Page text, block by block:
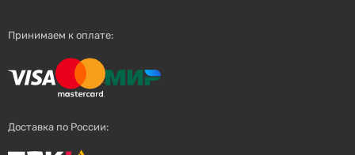
Принимаем к оплате:
Доставка по России: